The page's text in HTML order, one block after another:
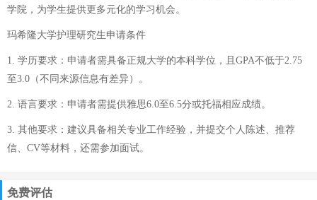
学院，为学生提供更多元化的学习机会。
玛希隆大学护理研究生申请条件
1. 学历要求：申请者需具备正规大学的本科学位，且GPA不低于2.75
至3.0（不同来源信息有差异）。
2. 语言要求：申请者需提供雅思6.0至6.5分或托福相应成绩。
3. 其他要求：建议具备相关专业工作经验，并提交个人陈述、推荐
信、CV等材料，还需参加面试。
免费评估